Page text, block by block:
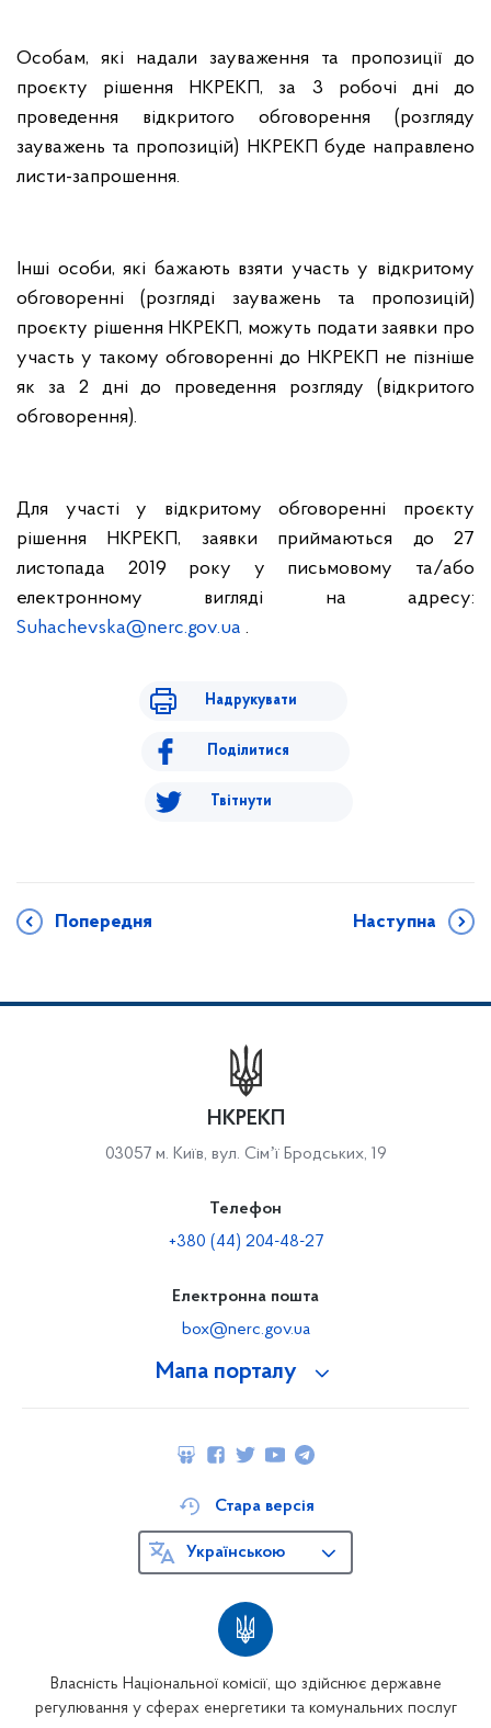
Особам, які надали зауваження та пропозиції до
проєкту рішення НКРЕКП, за 3 робочі дні до
проведення відкритого обговорення (розгляду
зауважень та пропозицій) НКРЕКП буде направлено
листи-запрошення.
Інші особи, які бажають взяти участь у відкритому
обговоренні (розгляді зауважень та пропозицій)
проєкту рішення НКРЕКП, можуть подати заявки про
участь у такому обговоренні до НКРЕКП не пізніше
як за 2 дні до проведення розгляду (відкритого
обговорення).
Для участі у відкритому обговоренні проєкту
рішення НКРЕКП, заявки приймаються до 27
листопада 2019 року у письмовому та/або
електронному вигляді на адресу:
Suhachevska@nerc.gov.ua .
Надрукувати
Поділитися
Твітнути
Попередня Наступна
Мапа порталу
НКРЕКП
03057 м. Київ, вул. Сімʼї Бродських, 19
Телефон
+380 (44) 204-48-27
Електронна пошта
box@nerc.gov.ua
Власність Національної комісії, що здійснює державне
регулювання у сферах енергетики та комунальних послуг
Стара версія
Українською